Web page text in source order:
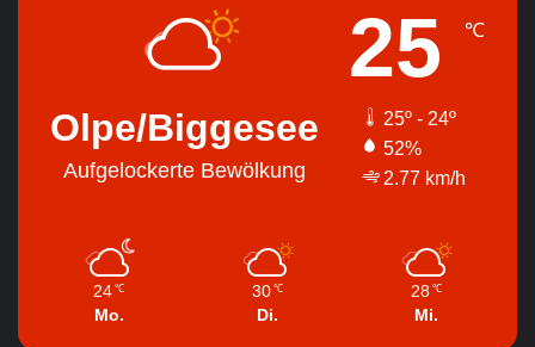
Olpe/Biggesee
Aufgelockerte Bewölkung
25 ℃
25º - 24º
52%
2.77 km/h
24 ℃
Mo.
30 ℃
Di.
28 ℃
Mi.